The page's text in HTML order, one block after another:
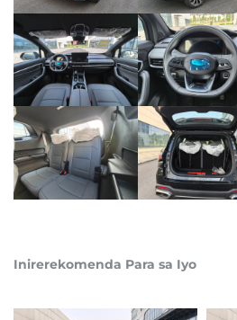
Inirerekomenda Para sa Iyo